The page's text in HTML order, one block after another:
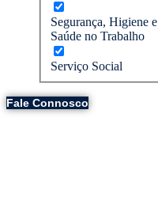
Segurança, Higiene e
Saúde no Trabalho
Serviço Social
Fale Connosco